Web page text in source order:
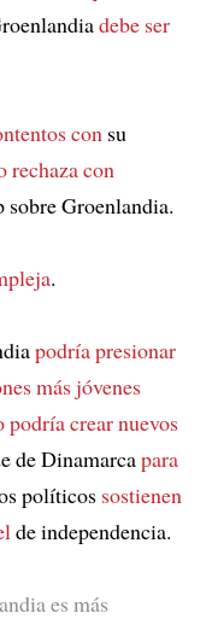
debe ser
consu
rechaza con
Groenlandia.
.
podría presionar
más jóvenes
podría crear nuevos
de Dinamarcapara
políticos sostienen
de independencia.
es más